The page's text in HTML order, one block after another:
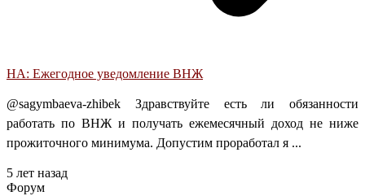
НА: Ежегодное уведомление ВНЖ
@sagymbaeva-zhibek Здравствуйте есть ли обязанности
работать по ВНЖ и получать ежемесячный доход не ниже
прожиточного минимума. Допустим проработал я ...
5 лет назад
Форум